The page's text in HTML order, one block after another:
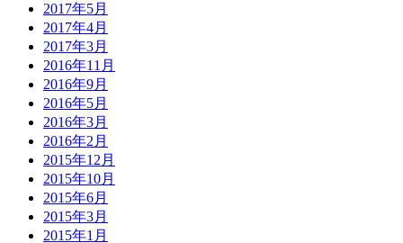
2017年5月
2017年4月
2017年3月
2016年11月
2016年9月
2016年5月
2016年3月
2016年2月
2015年12月
2015年10月
2015年6月
2015年3月
2015年1月